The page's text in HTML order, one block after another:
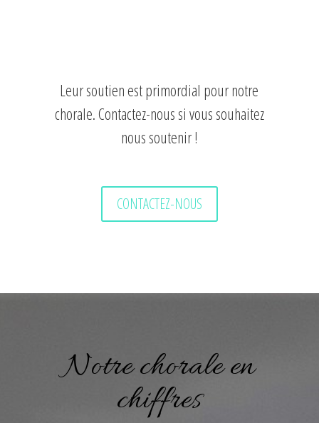
Leur soutien est primordial pour notre
chorale. Contactez-nous si vous souhaitez
nous soutenir !
CONTACTEZ-NOUS
Notre chorale en
chiffres